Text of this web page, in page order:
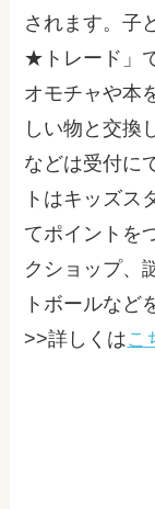
されます。子
★トレード」
オモチャや本
しい物と交換
などは受付に
トはキッズス
てポイントを
クショップ、
トボールなど
>>詳しくはこ